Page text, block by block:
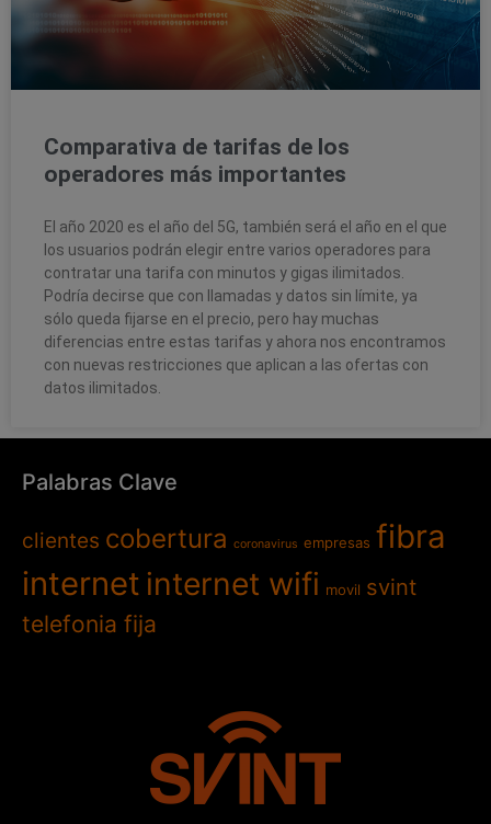
Comparativa de tarifas de los
operadores más importantes
El año 2020 es el año del 5G, también será el año en el que
los usuarios podrán elegir entre varios operadores para
contratar una tarifa con minutos y gigas ilimitados.
Podría decirse que con llamadas y datos sin límite, ya
sólo queda fijarse en el precio, pero hay muchas
diferencias entre estas tarifas y ahora nos encontramos
con nuevas restricciones que aplican a las ofertas con
datos ilimitados.
Palabras Clave
clientes cobertura coronavirus empresas fibra
internet internet wifi movil svint
telefonia fija